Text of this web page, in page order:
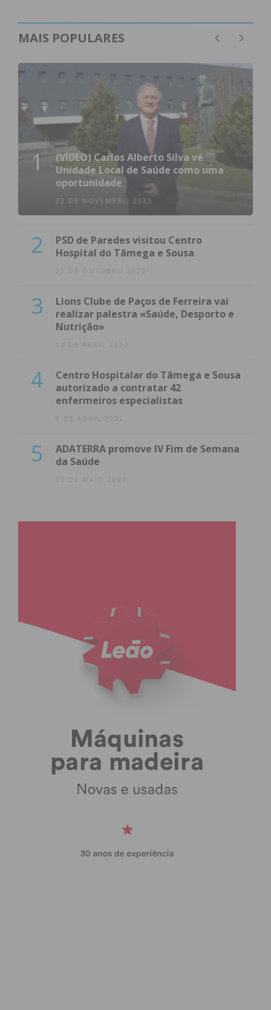
condições
MAIS POPULARES
1
(VÍDEO) Carlos Alberto Silva vê
Unidade Local de Saúde como uma
oportunidade
23 DE NOVEMBRO 2023
2
PSD de Paredes visitou Centro
Hospital do Tâmega e Sousa
23 DE OUTUBRO 2023
3
Lions Clube de Paços de Ferreira vai
realizar palestra «Saúde, Desporto e
Nutrição»
14 DE ABRIL 2022
4
Centro Hospitalar do Tâmega e Sousa
autorizado a contratar 42
enfermeiros especialistas
8 DE ABRIL 2022
5
ADATERRA promove IV Fim de Semana
da Saúde
21 DE MAIO 2021